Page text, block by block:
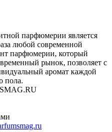
парфюмерии является
любой современной
парфюмерии, который
рынок, позволяет с
аромат каждой
пола.